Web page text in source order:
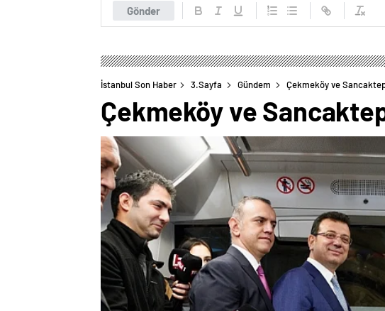
Gönder
İstanbul Son Haber 3.Sayfa Gündem Çekmeköy ve
Çekmeköy ve